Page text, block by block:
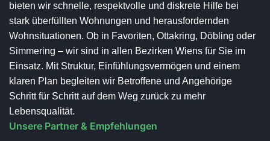
bieten wir schnelle, respektvolle und diskrete Hilfe bei
stark überfüllten Wohnungen und herausfordernden
Wohnsituationen. Ob in Favoriten, Ottakring, Döbling oder
Simmering – wir sind in allen Bezirken Wiens für Sie im
Einsatz. Mit Struktur, Einfühlungsvermögen und einem
klaren Plan begleiten wir Betroffene und Angehörige
Schritt für Schritt auf dem Weg zurück zu mehr
Lebensqualität.
Unsere Partner & Empfehlungen